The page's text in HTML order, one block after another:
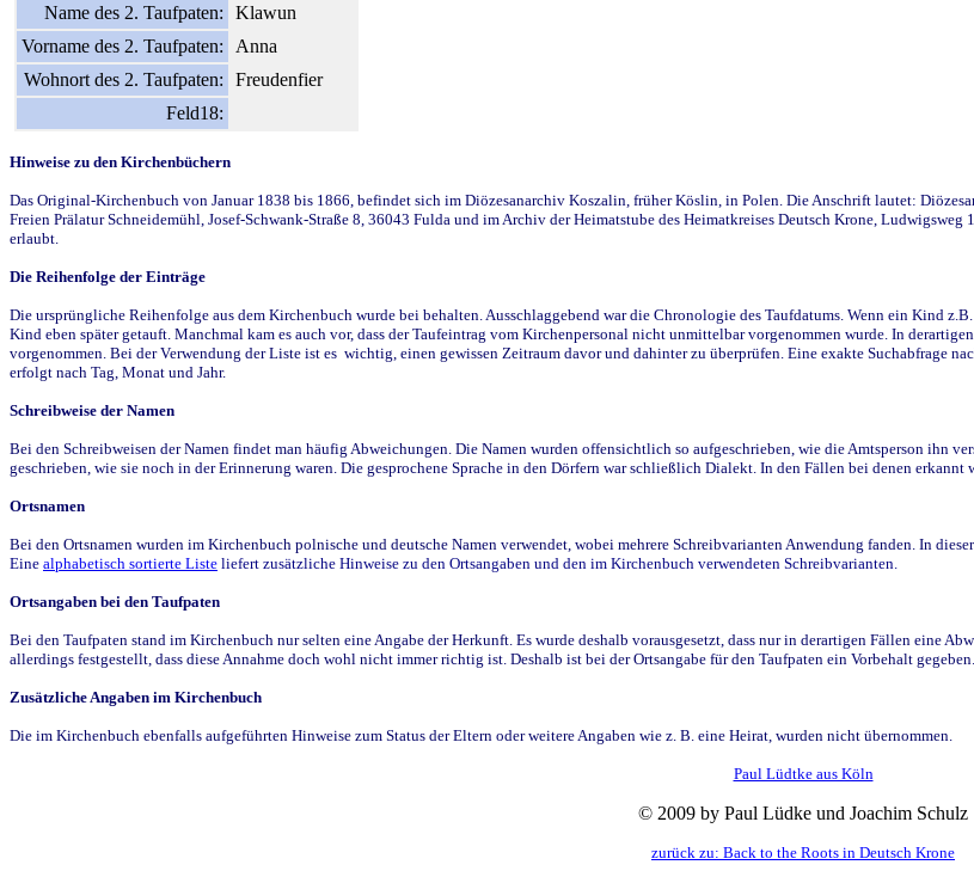
Name des 2. Taufpaten:
Klawun
Vorname des 2. Taufpaten:
Anna
Wohnort des 2. Taufpaten:
Freudenfier
Feld18:
Hinweise zu den Kirchenbüchern
Das Original-Kirchenbuch von Januar 1838 bis 1866, befindet sich im Diözesanarchiv Koszalin, früher Köslin, in Polen. Die Anschrift lautet:
Freien Prälatur Schneidemühl, Josef-Schwank-Straße 8, 36043 Fulda und im Archiv der Heimatstube des Heimatkreises Deutsch Krone,
erlaubt.
Die Reihenfolge der Einträge
Die ursprüngliche Reihenfolge aus dem Kirchenbuch wurde bei behalten. Ausschlaggebend war die Chronologie des Taufdatums. Wenn ein Kind
Kind eben später getauft. Manchmal kam es auch vor, dass der Taufeintrag vom Kirchenpersonal nicht unmittelbar vorgenommen wurde. In
vorgenommen. Bei der Verwendung der Liste ist es wichtig, einen gewissen Zeitraum davor und dahinter zu überprüfen. Eine exakte Suchabfrage
erfolgt nach Tag, Monat und Jahr.
Schreibweise der Namen
Bei den Schreibweisen der Namen findet man häufig Abweichungen. Die Namen wurden offensichtlich so aufgeschrieben, wie die Amtsperson ihn
geschrieben, wie sie noch in der Erinnerung waren. Die gesprochene Sprache in den Dörfern war schließlich Dialekt. In den Fällen bei denen
Ortsnamen
Bei den Ortsnamen wurden im Kirchenbuch polnische und deutsche Namen verwendet, wobei mehrere Schreibvarianten Anwendung fanden. In
Eine alphabetisch sortierte Liste liefert zusätzliche Hinweise zu den Ortsangaben und den im Kirchenbuch verwendeten Schreibvarianten.
Ortsangaben bei den Taufpaten
Bei den Taufpaten stand im Kirchenbuch nur selten eine Angabe der Herkunft. Es wurde deshalb vorausgesetzt, dass nur in derartigen Fällen eine
allerdings festgestellt, dass diese Annahme doch wohl nicht immer richtig ist. Deshalb ist bei der Ortsangabe für den Taufpaten ein Vorbehalt
Zusätzliche Angaben im Kirchenbuch
Die im Kirchenbuch ebenfalls aufgeführten Hinweise zum Status der Eltern oder weitere Angaben wie z. B. eine Heirat, wurden nicht übernommen.
Paul Lüdtke aus Köln
© 2009 by Paul Lüdke und Joachim Schulz
zurück zu: Back to the Roots in Deutsch Krone